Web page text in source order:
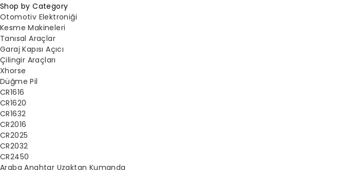
Shop by Category
Otomotiv Elektroniği
Kesme Makineleri
Tanısal Araçlar
Garaj Kapısı Açıcı
Çilingir Araçları
Xhorse
Düğme Pil
CR1616
CR1620
CR1632
CR2016
CR2025
CR2032
CR2450
Araba Anahtar Uzaktan Kumanda